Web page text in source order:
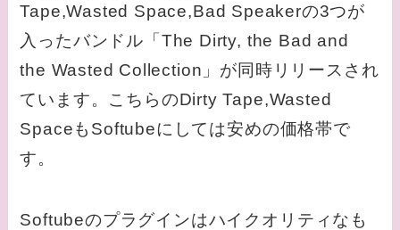
Tape,Wasted Space,Bad Speakerの3つが
入ったバンドル「The Dirty, the Bad and
the Wasted Collection」が同時リリースされ
ています。こちらのDirty Tape,Wasted
SpaceもSoftubeにしては安めの価格帯で
す。
Softubeのプラグインはハイクオリティなも